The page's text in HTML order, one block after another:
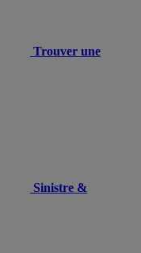
Trouver une
Sinistre &